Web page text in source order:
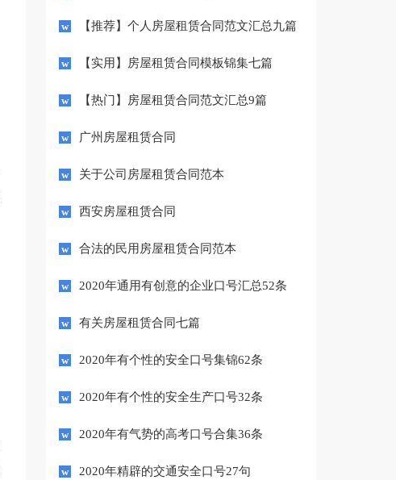
【推荐】个人房屋租赁合同范文汇总九篇
【实用】房屋租赁合同模板锦集七篇
【热门】房屋租赁合同范文汇总9篇
广州房屋租赁合同
关于公司房屋租赁合同范本
西安房屋租赁合同
合法的民用房屋租赁合同范本
2020年通用有创意的企业口号汇总52条
有关房屋租赁合同七篇
2020年有个性的安全口号集锦62条
2020年有个性的安全生产口号32条
2020年有气势的高考口号合集36条
2020年精辟的交通安全口号27句